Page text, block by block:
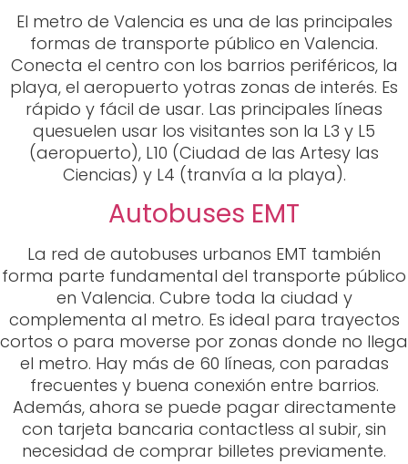
El metro de Valencia es una de las principales
formas de transporte público en Valencia.
Conecta el centro con los barrios periféricos, la
playa, el aeropuerto yotras zonas de interés. Es
rápido y fácil de usar. Las principales líneas
quesuelen usar los visitantes son la L3 y L5
(aeropuerto), L10 (Ciudad de las Artesy las
Ciencias) y L4 (tranvía a la playa).
Autobuses EMT
La red de autobuses urbanos EMT también
forma parte fundamental del transporte público
en Valencia. Cubre toda la ciudad y
complementa al metro. Es ideal para trayectos
cortos o para moverse por zonas donde no llega
el metro. Hay más de 60 líneas, con paradas
frecuentes y buena conexión entre barrios.
Además, ahora se puede pagar directamente
con tarjeta bancaria contactless al subir, sin
necesidad de comprar billetes previamente.